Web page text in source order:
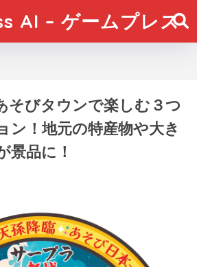
AI – ゲームプレス
そびタウンで楽しむ３つ
ン！地元の特産物や大き
景品に！